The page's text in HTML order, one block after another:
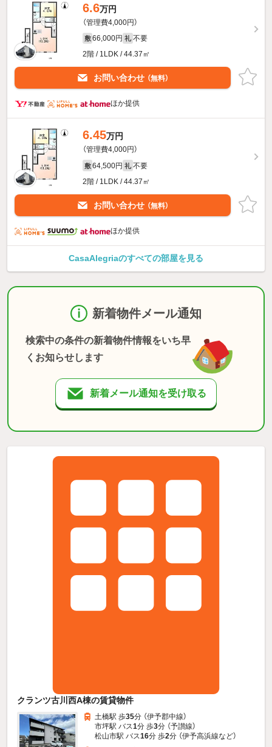
6.6万円
（管理費4,000円）
敷 66,000円 礼 不要
2階 / 1LDK / 44.37㎡
お問い合わせ （無料）
ほか提供
6.45万円
（管理費4,000円）
敷 64,500円 礼 不要
2階 / 1LDK / 44.37㎡
お問い合わせ （無料）
ほか提供
CasaAlegriaのすべての部屋を見る
新着物件メール通知
検索中の条件の新着物件情報をいち早
くお知らせします
新着メール通知を受け取る
クランツ古川西A棟の賃貸物件
土橋駅 歩35分 （伊予郡中線）
市坪駅 バス1分 歩3分 （予讃線）
松山市駅 バス16分 歩2分 （伊予高浜線など）